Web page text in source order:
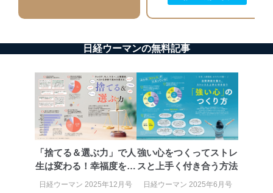
個人データを取り扱う機器等のオペレーティング
システムを最新の状態に保持しています。
により、これを最新状態としています。
情報システムの使用に伴う漏洩等の防止
メール等により個人データの含まれるファイルを
送信する場合に、当該ファイルへのパスワードを
設定しています。
個人情報保護マネジメントシステムの継続的改善
当社は、内部監査及びマネジメントレビューの機会を通
じて、個人情報保護マネジメントシステムを継続的に改
日経ウーマンの無料記事
「捨てる＆選ぶ力」で人
生は変わる！幸福度を高
める決断術
日経ウーマン 2025年12月号
強い心をつくってストレ
スと上手く付き合う方法
日経ウーマン 2025年6月号